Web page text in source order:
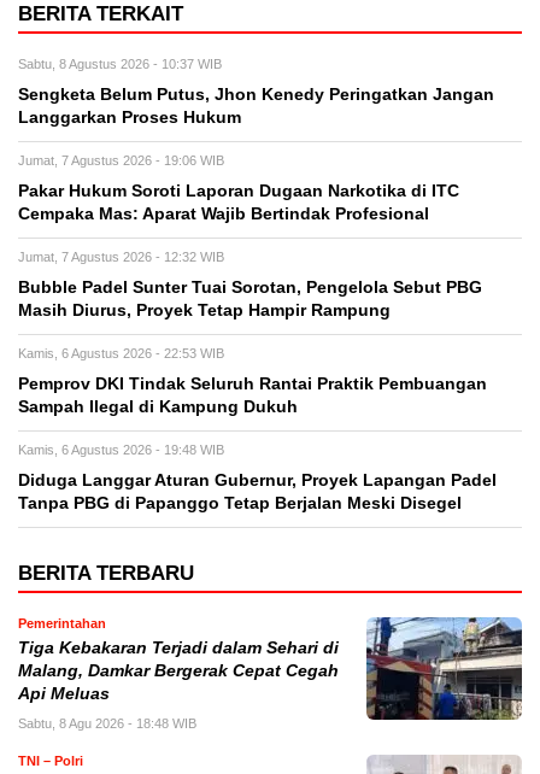
BERITA TERKAIT
Sabtu, 8 Agustus 2026 - 10:37 WIB
Sengketa Belum Putus, Jhon Kenedy Peringatkan Jangan
Langgarkan Proses Hukum
Jumat, 7 Agustus 2026 - 19:06 WIB
Pakar Hukum Soroti Laporan Dugaan Narkotika di ITC
Cempaka Mas: Aparat Wajib Bertindak Profesional
Jumat, 7 Agustus 2026 - 12:32 WIB
Bubble Padel Sunter Tuai Sorotan, Pengelola Sebut PBG
Masih Diurus, Proyek Tetap Hampir Rampung
Kamis, 6 Agustus 2026 - 22:53 WIB
Pemprov DKI Tindak Seluruh Rantai Praktik Pembuangan
Sampah Ilegal di Kampung Dukuh
Kamis, 6 Agustus 2026 - 19:48 WIB
Diduga Langgar Aturan Gubernur, Proyek Lapangan Padel
Tanpa PBG di Papanggo Tetap Berjalan Meski Disegel
BERITA TERBARU
Pemerintahan
Tiga Kebakaran Terjadi dalam Sehari di
Malang, Damkar Bergerak Cepat Cegah
Api Meluas
Sabtu, 8 Agu 2026 - 18:48 WIB
TNI – Polri